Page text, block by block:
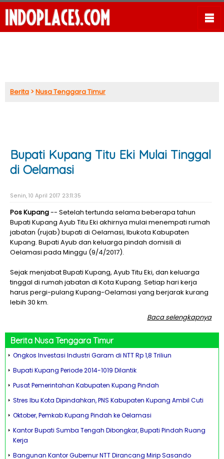
Berita >Nusa Tenggara Timur
Bupati Kupang Titu Eki Mulai Tinggal
di Oelamasi
Senin, 10 April 2017 23:11:35
Pos Kupang-- Setelah tertunda selama beberapa tahun
Bupati Kupang Ayub Titu Eki akhirnya mulai menempati rumah
jabatan (rujab) bupati di Oelamasi, Ibukota Kabupaten
Kupang. Bupati Ayub dan keluarga pindah domisili di
Oelamasi pada Minggu (9/4/2017).
Sejak menjabat Bupati Kupang, Ayub Titu Eki, dan keluarga
tinggal di rumah jabatan di Kota Kupang. Setiap hari kerja
harus pergi-pulang Kupang-Oelamasi yang berjarak kurang
lebih 30 km.
Baca selengkapnya
Berita Nusa Tenggara Timur
Ongkos Investasi Industri Garam di NTT Rp 1,8 Triliun
Bupati Kupang Periode 2014-1019 Dilantik
Pusat Pemerintahan Kabupaten Kupang Pindah
Stres Ibu Kota Dipindahkan, PNS Kabupaten Kupang Ambil Cuti
Oktober, Pemkab Kupang Pindah ke Oelamasi
Kantor Bupati Sumba Tengah Dibongkar, Bupati Pindah Ruang
Kerja
Bangunan Kantor Gubernur NTT Dirancang Mirip Sasando